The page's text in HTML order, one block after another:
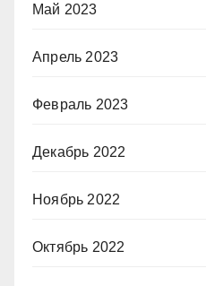
Май 2023
Апрель 2023
Февраль 2023
Декабрь 2022
Ноябрь 2022
Октябрь 2022